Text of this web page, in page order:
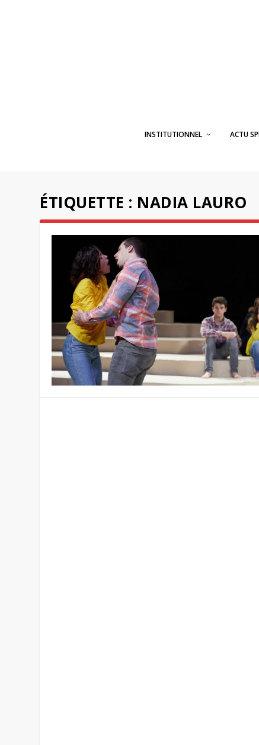
INSTITUTIONNEL ACTU
ÉTIQUETTE : NADIA LAURO